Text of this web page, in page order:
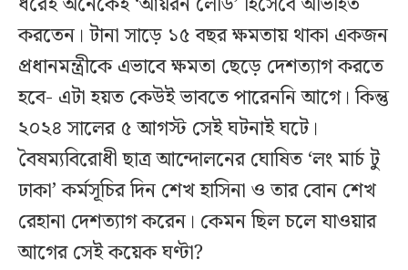
করতেন। টানা সাড়ে ১৫ বছর ক্ষমতায় থাকা একজন
প্রধানমন্ত্রীকে এভাবে ক্ষমতা ছেড়ে দেশত্যাগ করতে
হবে- এটা হয়ত কেউই ভাবতে পারেননি আগে। কিন্তু
২০২৪ সালের ৫ আগস্ট সেই ঘটনাই ঘটে।
বৈষম্যবিরোধী ছাত্র আন্দোলনের ঘোষিত ‘লং মার্চ টু
ঢাকা’ কর্মসূচির দিন শেখ হাসিনা ও তার বোন শেখ
রেহানা দেশত্যাগ করেন। কেমন ছিল চলে যাওয়ার
আগের সেই কয়েক ঘণ্টা?